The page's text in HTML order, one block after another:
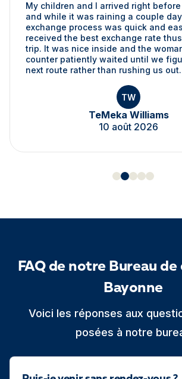
My children and I arrived right
and while it was raining a couple
exchange process was quick and
received the best exchange rate
trip. It was nice inside and the
counter patiently waited until we
next route rather than rushing us out.
TW
TeMeka Williams
10 août 2026
FAQ de notre Bureau de
Bayonne
Voici les réponses aux
posées à notre